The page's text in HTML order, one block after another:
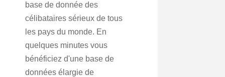
base de donnée des
célibataires sérieux de tous
les pays du monde. En
quelques minutes vous
bénéficiez d'une base de
données élargie de